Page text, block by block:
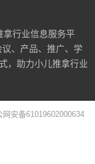
拿行业信息服务平
、产品、推广、学
，助力小儿推拿行业
网安备61019602000634